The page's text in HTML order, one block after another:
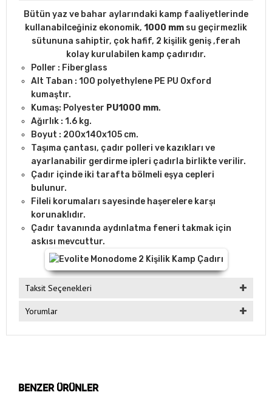
Bütün yaz ve bahar aylarındaki kamp faaliyetlerinde
kullanabilceğiniz ekonomik, 1000 mm su geçirmezlik
sütununa sahiptir, çok hafif, 2 kişilik geniş ,ferah
kolay kurulabilen kamp çadırıdır.
Poller : Fiberglass
Alt Taban : 100 polyethylene PE PU Oxford
kumaştır.
Kumaş: Polyester PU1000 mm.
Ağırlık : 1.6 kg.
Boyut : 200x140x105 cm.
Taşıma çantası, çadır polleri ve kazıkları ve
ayarlanabilir gerdirme ipleri çadırla birlikte verilir.
Çadır içinde iki tarafta bölmeli eşya cepleri
bulunur.
Fileli korumaları sayesinde haşerelere karşı
korunaklıdır.
Çadır tavanında aydınlatma feneri takmak için
askısı mevcuttur.
Taksit Seçenekleri
Yorumlar
BENZER ÜRÜNLER